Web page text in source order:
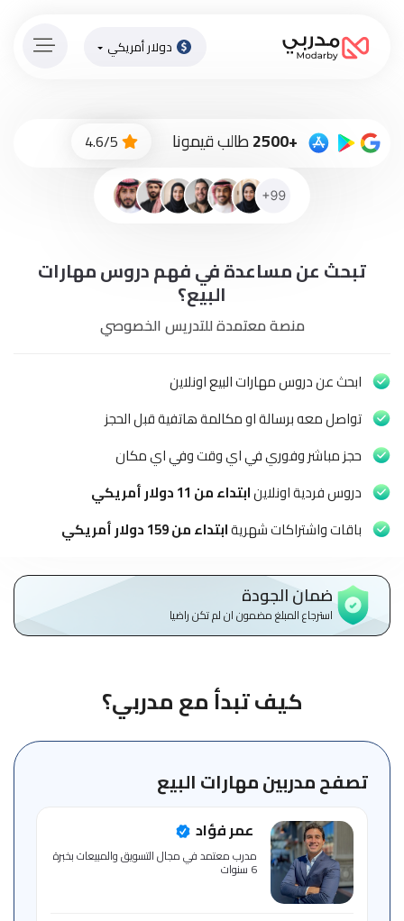
الاّن
لطاقم
المدرسين
باقات
الاطفال
وطلاب
المدارس
English
من
الشروط
والأحكام
للمنصة
دولار أمريكي
+2500 طالب قيمونا 4.6/5
تبحث عن مساعدة في فهم دروس مهارات
البيع؟
منصة معتمدة للتدريس الخصوصي
ابحث عن دروس مهارات البيع اونلاين
تواصل معه برسالة او مكالمة هاتفية قبل الحجز
حجز مباشر وفوري في اي وقت وفي اي مكان
دروس فردية اونلاينابتداء من 11 دولار أمريكي
باقات واشتراكات شهريةابتداء من 159 دولار أمريكي
ضمان الجودة
استرجاع المبلغ مضمون ان لم تكن راضيا
كيف تبدأ مع مدربي؟
تصفح مدربين مهارات البيع
عمر فؤاد
مدرب معتمد في مجال التسويق والمبيعات بخبرة
6 سنوات